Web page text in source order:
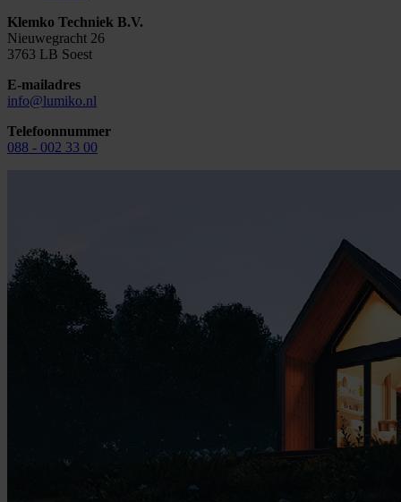
Klemko Techniek B.V.
Nieuwegracht 26
3763 LB Soest
E-mailadres
info@lumiko.nl
Telefoonnummer
088 - 002 33 00